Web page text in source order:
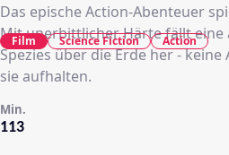
Das epische Action-Abenteuer
Mit unerbittlicher Härte fällt eine
Spezies über die Erde her -
sie aufhalten.
113
Min.
Film Science Fiction Action